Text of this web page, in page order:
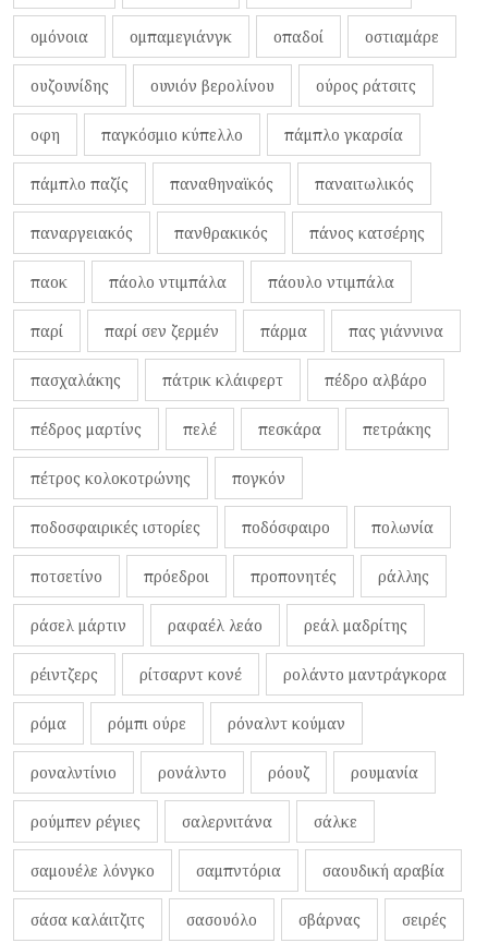
ομόνοια ομπαμεγιάνγκ οπαδοί οστιαμάρε
ουζουνίδης ουνιόν βερολίνου ούρος ράτσιτς
οφη παγκόσμιο κύπελλο πάμπλο γκαρσία
πάμπλο παζίς παναθηναϊκός παναιτωλικός
παναργειακός πανθρακικός πάνος κατσέρης
παοκ πάολο ντιμπάλα πάουλο ντιμπάλα
παρί παρί σεν ζερμέν πάρμα πας γιάννινα
πασχαλάκης πάτρικ κλάιφερτ πέδρο αλβάρο
πέδρος μαρτίνς πελέ πεσκάρα πετράκης
πέτρος κολοκοτρώνης πογκόν
ποδοσφαιρικές ιστορίες ποδόσφαιρο πολωνία
ποτσετίνο πρόεδροι προπονητές ράλλης
ράσελ μάρτιν ραφαέλ λεάο ρεάλ μαδρίτης
ρέιντζερς ρίτσαρντ κονέ ρολάντο μαντράγκορα
ρόμα ρόμπι ούρε ρόναλντ κούμαν
ροναλντίνιο ρονάλντο ρόουζ ρουμανία
ρούμπεν ρέγιες σαλερνιτάνα σάλκε
σαμουέλε λόνγκο σαμπντόρια σαουδική αραβία
σάσα καλάιτζιτς σασουόλο σβάρνας σειρές